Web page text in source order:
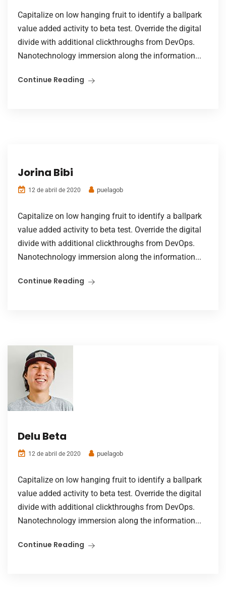
Capitalize on low hanging fruit to identify a ballpark
value added activity to beta test. Override the digital
divide with additional clickthroughs from DevOps.
Nanotechnology immersion along the information...
Continue Reading
Jorina Bibi
12 de abril de 2020 puelagob
Capitalize on low hanging fruit to identify a ballpark
value added activity to beta test. Override the digital
divide with additional clickthroughs from DevOps.
Nanotechnology immersion along the information...
Continue Reading
Delu Beta
12 de abril de 2020 puelagob
Capitalize on low hanging fruit to identify a ballpark
value added activity to beta test. Override the digital
divide with additional clickthroughs from DevOps.
Nanotechnology immersion along the information...
Continue Reading